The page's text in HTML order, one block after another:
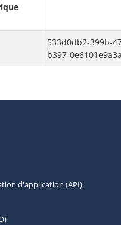
533d0db2-399b-
b397-
d'application (API)